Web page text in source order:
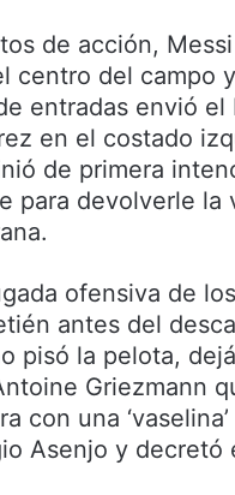
de acción,
centro del campo
entradas envió el
en el costado
de primera
para devolverle la
ofensiva de
antes del
pisó la pelota,
Griezmann
con una
Asenjo y decretó